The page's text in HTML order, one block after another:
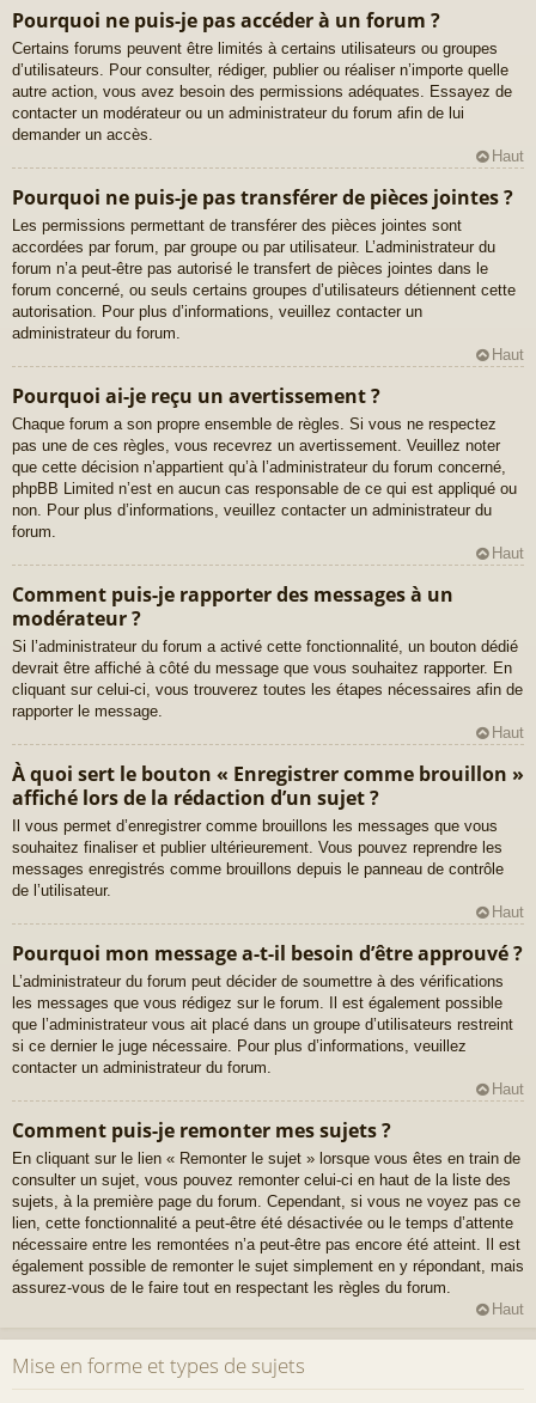
Pourquoi ne puis-je pas accéder à un forum ?
Certains forums peuvent être limités à certains utilisateurs ou groupes
d’utilisateurs. Pour consulter, rédiger, publier ou réaliser n’importe quelle
autre action, vous avez besoin des permissions adéquates. Essayez de
contacter un modérateur ou un administrateur du forum afin de lui
demander un accès.
Haut
Pourquoi ne puis-je pas transférer de pièces jointes ?
Les permissions permettant de transférer des pièces jointes sont
accordées par forum, par groupe ou par utilisateur. L’administrateur du
forum n’a peut-être pas autorisé le transfert de pièces jointes dans le
forum concerné, ou seuls certains groupes d’utilisateurs détiennent cette
autorisation. Pour plus d’informations, veuillez contacter un
administrateur du forum.
Haut
Pourquoi ai-je reçu un avertissement ?
Chaque forum a son propre ensemble de règles. Si vous ne respectez
pas une de ces règles, vous recevrez un avertissement. Veuillez noter
que cette décision n’appartient qu’à l’administrateur du forum concerné,
phpBB Limited n’est en aucun cas responsable de ce qui est appliqué ou
non. Pour plus d’informations, veuillez contacter un administrateur du
forum.
Haut
Comment puis-je rapporter des messages à un
modérateur ?
Si l’administrateur du forum a activé cette fonctionnalité, un bouton dédié
devrait être affiché à côté du message que vous souhaitez rapporter. En
cliquant sur celui-ci, vous trouverez toutes les étapes nécessaires afin de
rapporter le message.
Haut
À quoi sert le bouton « Enregistrer comme brouillon »
affiché lors de la rédaction d’un sujet ?
Il vous permet d’enregistrer comme brouillons les messages que vous
souhaitez finaliser et publier ultérieurement. Vous pouvez reprendre les
messages enregistrés comme brouillons depuis le panneau de contrôle
de l’utilisateur.
Haut
Pourquoi mon message a-t-il besoin d’être approuvé ?
L’administrateur du forum peut décider de soumettre à des vérifications
les messages que vous rédigez sur le forum. Il est également possible
que l’administrateur vous ait placé dans un groupe d’utilisateurs restreint
si ce dernier le juge nécessaire. Pour plus d’informations, veuillez
contacter un administrateur du forum.
Haut
Comment puis-je remonter mes sujets ?
En cliquant sur le lien « Remonter le sujet » lorsque vous êtes en train de
consulter un sujet, vous pouvez remonter celui-ci en haut de la liste des
sujets, à la première page du forum. Cependant, si vous ne voyez pas ce
lien, cette fonctionnalité a peut-être été désactivée ou le temps d’attente
nécessaire entre les remontées n’a peut-être pas encore été atteint. Il est
également possible de remonter le sujet simplement en y répondant, mais
assurez-vous de le faire tout en respectant les règles du forum.
Haut
Mise en forme et types de sujets